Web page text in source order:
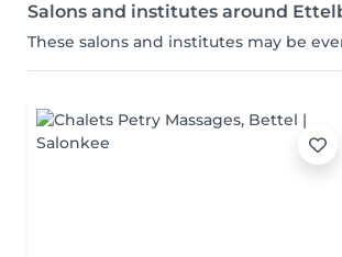
Salons and institutes around
These salons and institutes may be